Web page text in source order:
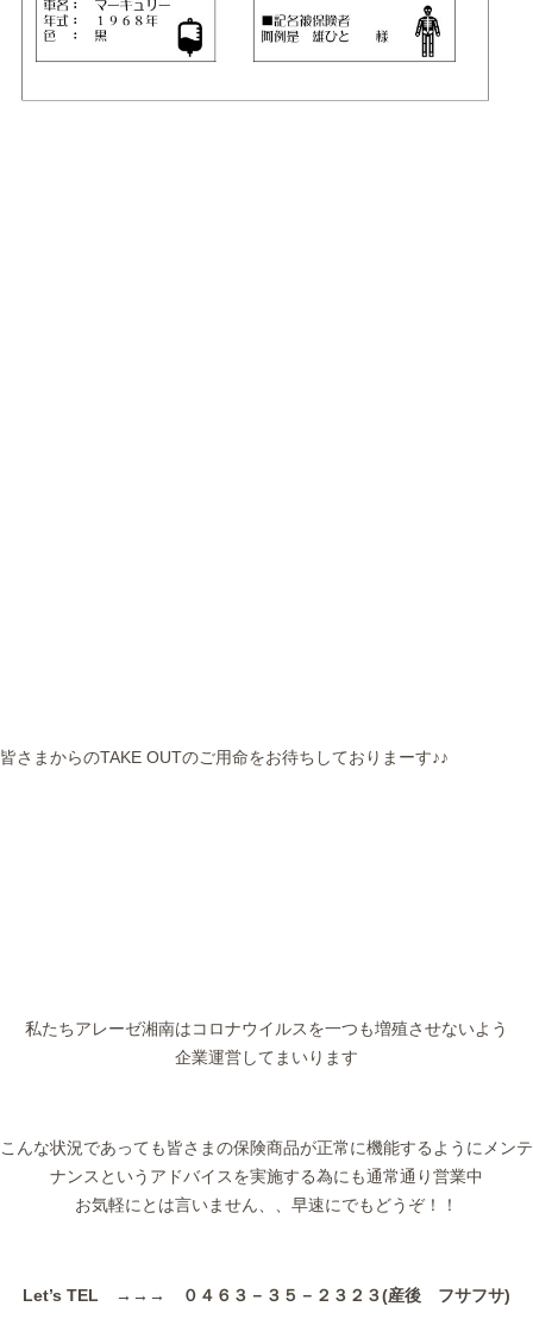
皆さまからのTAKE OUTのご用命をお待ちしておりまーす♪♪
私たちアレーゼ湘南はコロナウイルスを一つも増殖させないよう
企業運営してまいります
こんな状況であっても皆さまの保険商品が正常に機能するようにメンテ
ナンスというアドバイスを実施する為にも通常通り営業中
お気軽にとは言いません、、早速にでもどうぞ！！
Let’s TEL →→→ ０４６３－３５－２３２３(産後 フサフサ)